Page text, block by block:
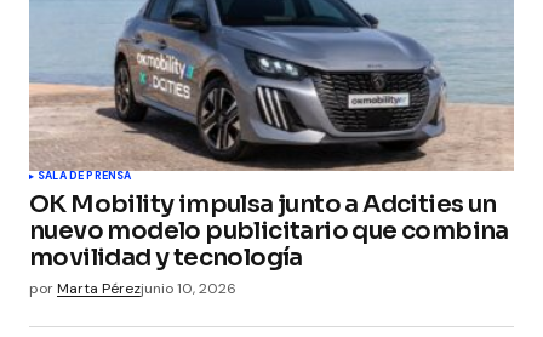
Guarda mi nombre, correo electrónico y web en
este navegador para la próxima vez que
comente.
Submit Comment
SALA DE PRENSA
OK Mobility impulsa junto a Adcities un
nuevo modelo publicitario que combina
movilidad y tecnología
porMarta Pérezjunio 10, 2026